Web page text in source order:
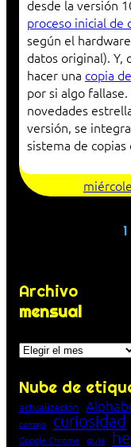
desde la versión
proceso inicial de
según el
datos original). Y,
hacer una copia
por si algo
novedades
versión, se
sistema de copias
1
Archivo
mensual
Archivos
Nube de
actualización
consejo
curiosidad
Google Chrome guía